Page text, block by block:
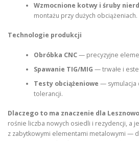
Wzmocnione kotwy i śruby
montażu przy dużych obciążeniach.
Technologie produkcji
Obróbka CNC— precyzyjne
Spawanie TIG/MIG — trwałe i
Testy obciążeniowe — symulacja
tolerancji.
Dlaczego to ma znaczenie dla
rośnie liczba nowych osiedli i rezydencji, a
z zabytkowymi elementami metalowymi —